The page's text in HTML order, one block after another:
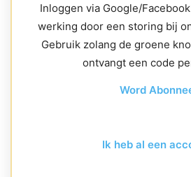
Inloggen via Google/
werking door een storing bij
Gebruik zolang de groene
ontvangt een code
Word
Ik heb al een